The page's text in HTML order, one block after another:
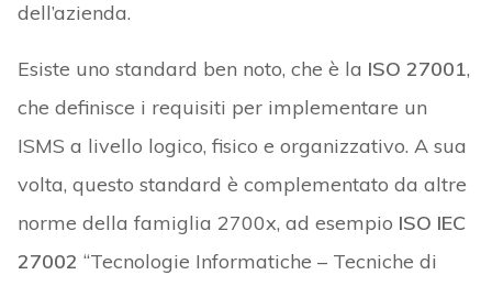
dell’azienda.
Esiste uno standard ben noto, che è la ISO 27001,
che definisce i requisiti per implementare un
ISMS a livello logico, fisico e organizzativo. A sua
volta, questo standard è complementato da altre
norme della famiglia 2700x, ad esempio ISO IEC
27002 “Tecnologie Informatiche – Tecniche di